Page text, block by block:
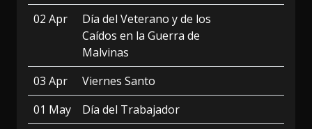
02 Apr
Día del Veterano y de los
Caídos en la Guerra de
Malvinas
03 Apr
Viernes Santo
01 May
Día del Trabajador